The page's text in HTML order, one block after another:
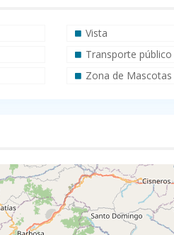
Vista
Transporte público
Zona de Mascotas